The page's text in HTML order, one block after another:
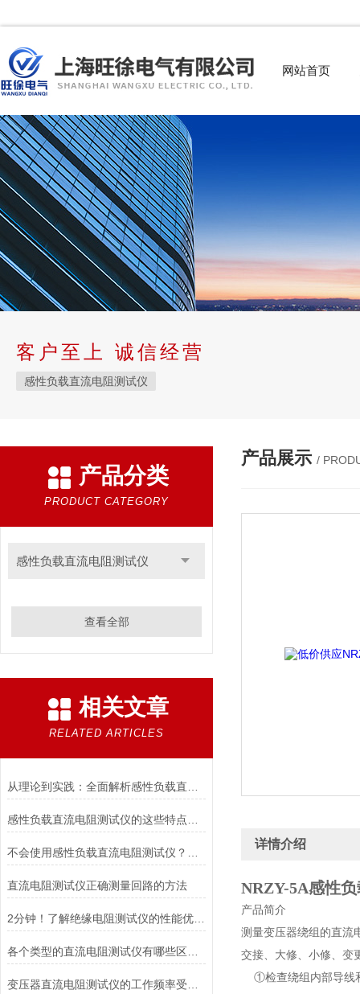
网站首页
客户至上 诚信经营
感性负载直流电阻测试仪
产品分类
PRODUCT CATEGORY
感性负载直流电阻测试仪
查看全部
相关文章
RELATED ARTICLES
直流电阻测试仪正确测量回路的方法
2分钟！了解绝缘电阻测试仪的性能优势！
各个类型的直流电阻测试仪有哪些区别？
产品展示 /
详情介绍
NRZY-5A感性
产品简介
测量变压器绕组的直流
交接、大修、小修、变
①检查绕组内部导线